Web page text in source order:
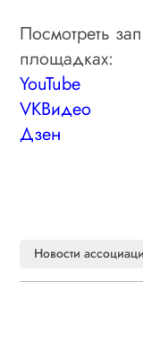
Посмотреть
площадках:
YouTube
VKВидео
Дзен
Новости